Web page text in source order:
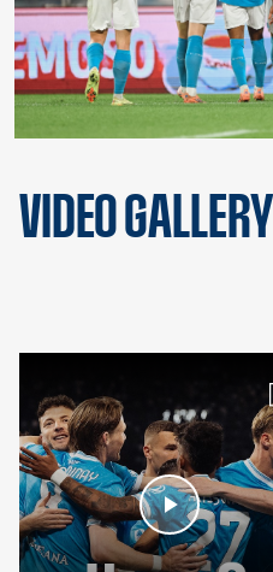
VIDEO GALLERY